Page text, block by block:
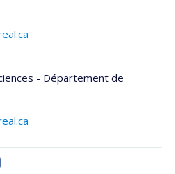
- Département de